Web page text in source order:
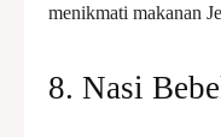
menikmati makanan
8. Nasi